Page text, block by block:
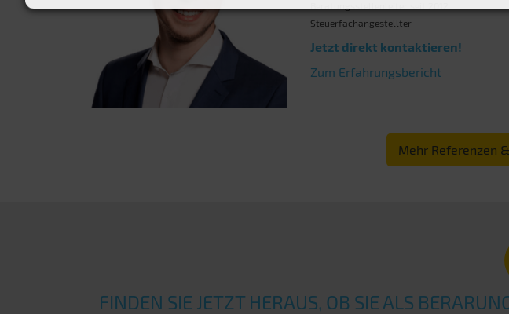
Steuerfachangestellter
Jetzt direkt kontaktieren!
Zum Erfahrungsbericht
Mehr Referenzen
FINDEN SIE JETZT HERAUS, OB SIE ALS